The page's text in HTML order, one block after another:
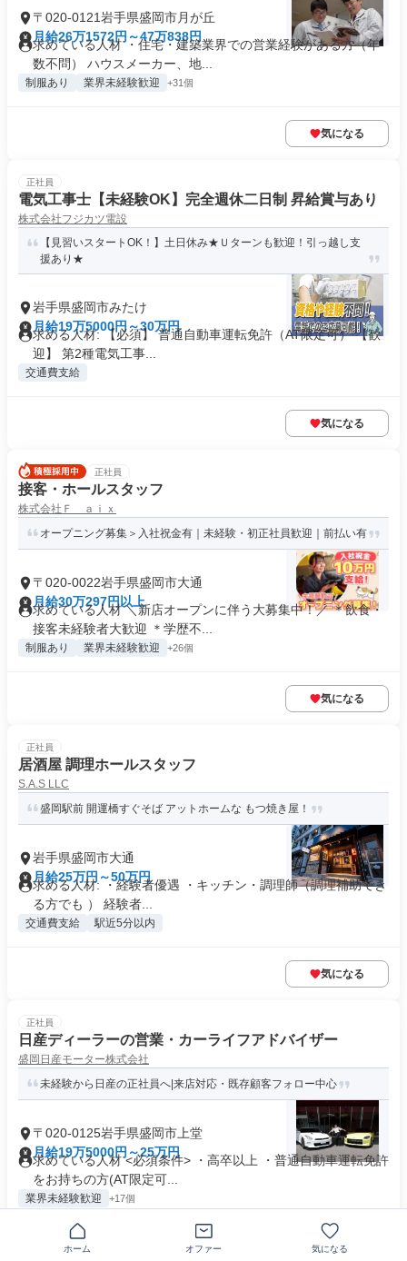
〒020-0121岩手県盛岡市月が丘
月給26万1572円～47万838円
求めている人材 ・住宅・建築業界での営業経験がある方（年
数不問） ハウスメーカー、地...
制服あり 業界未経験歓迎 +31個
気になる
正社員
電気工事士【未経験OK】完全週休二日制 昇給賞与あり
株式会社フジカツ電設
【見習いスタートOK！】土日休み★Ｕターンも歓迎！引っ越し支
援あり★
岩手県盛岡市みたけ
月給19万5000円～30万円
求める人材: 【必須】 普通自動車運転免許（AT限定可） 【歓
迎】 第2種電気工事...
交通費支給
気になる
正社員
接客・ホールスタッフ
株式会社Ｆ ａｉｘ
オープニング募集＞入社祝金有｜未経験・初正社員歓迎｜前払い有
〒020-0022岩手県盛岡市大通
月給30万297円以上
求めている人材 ＼新店オープンに伴う大募集中！／ ＊飲食・
接客未経験者大歓迎 ＊学歴不...
制服あり 業界未経験歓迎 +26個
気になる
正社員
居酒屋 調理ホールスタッフ
S.A.S LLC
盛岡駅前 開運橋すぐそば アットホームな もつ焼き屋！
岩手県盛岡市大通
月給25万円～50万円
求める人材: ・経験者優遇 ・キッチン・調理師（調理補助でき
る方でも ） 経験者...
交通費支給 駅近5分以内
気になる
正社員
日産ディーラーの営業・カーライフアドバイザー
盛岡日産モーター株式会社
未経験から日産の正社員へ|来店対応・既存顧客フォロー中心
〒020-0125岩手県盛岡市上堂
月給19万5000円～25万円
求めている人材 <必須条件> ・高卒以上 ・普通自動車運転免許
をお持ちの方(AT限定可...
業界未経験歓迎 +17個
気になる
ホーム オファー 気になる